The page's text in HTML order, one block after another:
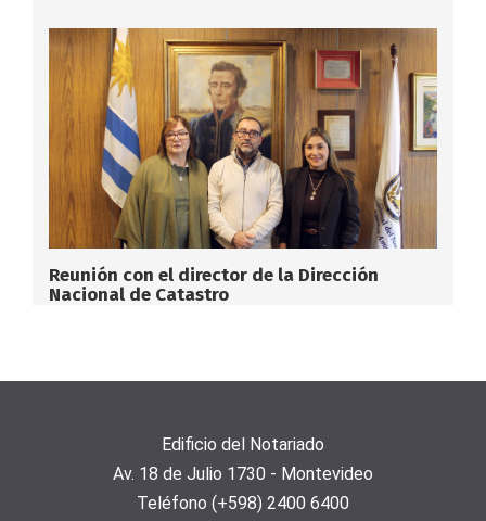
Reunión con el director de la Dirección
Nacional de Catastro
Edificio del Notariado
Av. 18 de Julio 1730 - Montevideo
Teléfono (+598) 2400 6400